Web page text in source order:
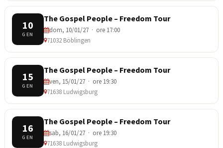
10
GEN
The Gospel People – Freedom Tour
dom, 10/01/27 · ore 17:00
71032 Böblingen
15
GEN
The Gospel People – Freedom Tour
ven, 15/01/27 · ore 19:30
71638 Ludwigsburg
16
GEN
The Gospel People – Freedom Tour
sab, 16/01/27 · ore 19:30
71638 Ludwigsburg